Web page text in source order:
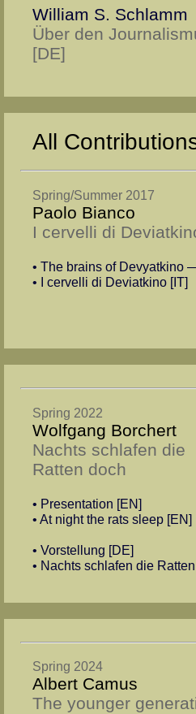
William S. Schlamm
Über den
[DE]
All
Spring/Summer 2017
Paolo Bianco
I cervelli di
• The brains of Devyatkino
• I cer­vel­li di De­viat­kino [IT]
Spring 2022
Wolfgang Borchert
Nachts schlafen die
Ratten doch
• Presentation [EN]
• At night the rats sleep [EN]
• Vorstellung [DE]
• Nachts schlafen die
Spring 2024
Albert Camus
The younger